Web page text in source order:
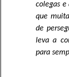
colegas e
que
de
leva a
para